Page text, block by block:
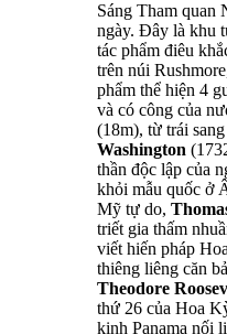
Sáng Tham quan
ngày. Đây là khu
tác phẩm điêu
trên núi
phẩm thể hiện 4
và có công của
(18m), từ trái
Washington
thần độc lập của
khỏi mẫu quốc ở
Mỹ tự do,
triết gia thấm
viết hiến pháp
thiêng liêng căn
Theodore
thứ 26 của Hoa
kinh Panama nối